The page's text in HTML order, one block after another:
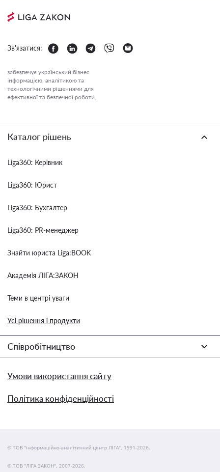
Зв'язатися:
забезпечує український бізнес
інформацією, аналітикою та
технологічними рішеннями для
ефективної та безпечної роботи.
Каталог рішень
Liga360: Керівник
Liga360: Юрист
Liga360: Бухгалтер
Liga360: PR-менеджер
Знайти юриста Liga:BOOK
Академія ЛІГА:ЗАКОН
Теми в центрі уваги
Усі рішення і продукти
Співробітництво
Умови використання сайту
Політика конфіденційності
© ТОВ "інформаційно-аналітичний центр ЛІГА", 1991-2026.
© ТОВ "ЛІГА ЗАКОН", 2007-2026.